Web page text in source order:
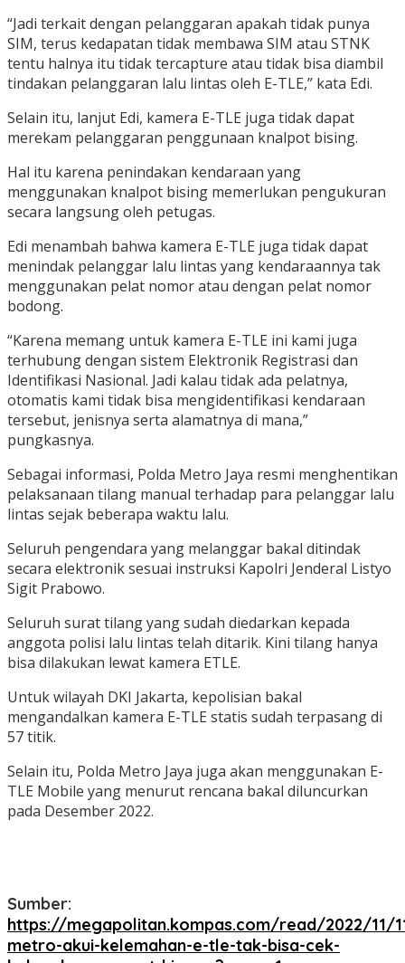
“Jadi terkait dengan pelanggaran apakah tidak punya
SIM, terus kedapatan tidak membawa SIM atau STNK
tentu halnya itu tidak tercapture atau tidak bisa diambil
tindakan pelanggaran lalu lintas oleh E-TLE,” kata Edi.
Selain itu, lanjut Edi, kamera E-TLE juga tidak dapat
merekam pelanggaran penggunaan knalpot bising.
Hal itu karena penindakan kendaraan yang
menggunakan knalpot bising memerlukan pengukuran
secara langsung oleh petugas.
Edi menambah bahwa kamera E-TLE juga tidak dapat
menindak pelanggar lalu lintas yang kendaraannya tak
menggunakan pelat nomor atau dengan pelat nomor
bodong.
“Karena memang untuk kamera E-TLE ini kami juga
terhubung dengan sistem Elektronik Registrasi dan
Identifikasi Nasional. Jadi kalau tidak ada pelatnya,
otomatis kami tidak bisa mengidentifikasi kendaraan
tersebut, jenisnya serta alamatnya di mana,”
pungkasnya.
Sebagai informasi, Polda Metro Jaya resmi menghentikan
pelaksanaan tilang manual terhadap para pelanggar lalu
lintas sejak beberapa waktu lalu.
Seluruh pengendara yang melanggar bakal ditindak
secara elektronik sesuai instruksi Kapolri Jenderal Listyo
Sigit Prabowo.
Seluruh surat tilang yang sudah diedarkan kepada
anggota polisi lalu lintas telah ditarik. Kini tilang hanya
bisa dilakukan lewat kamera ETLE.
Untuk wilayah DKI Jakarta, kepolisian bakal
mengandalkan kamera E-TLE statis sudah terpasang di
57 titik.
Selain itu, Polda Metro Jaya juga akan menggunakan E-
TLE Mobile yang menurut rencana bakal diluncurkan
pada Desember 2022.
Sumber:
https://megapolitan.kompas.com/read/2022/11/
metro-akui-kelemahan-e-tle-tak-bisa-cek-